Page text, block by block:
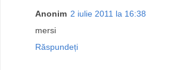
Anonim 2 iulie 2011 la 16:38
mersi
Răspundeți